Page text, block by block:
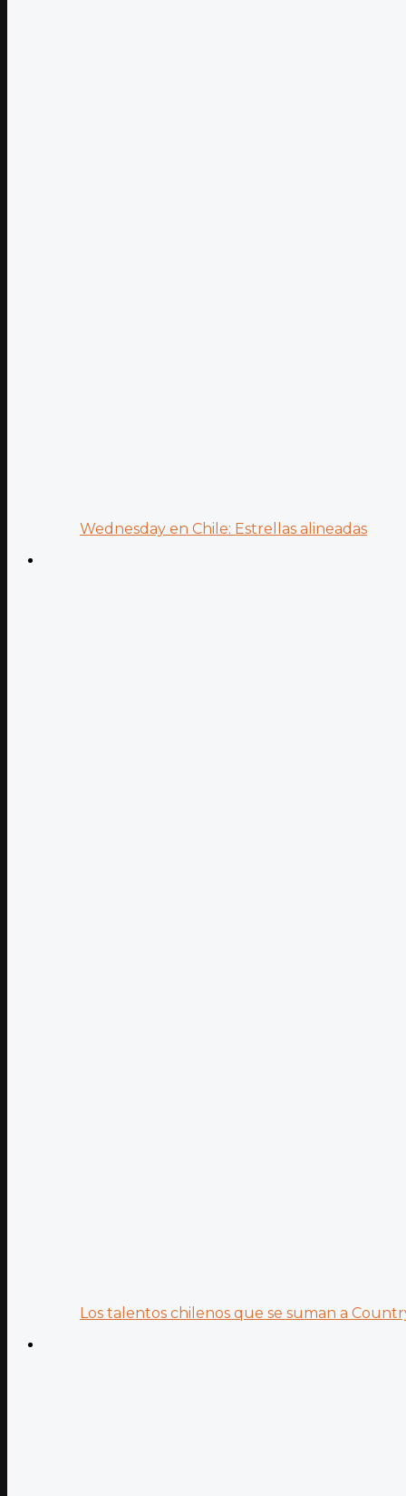
Wednesday en Chile: Estrellas alineadas
Los talentos chilenos que se suman a